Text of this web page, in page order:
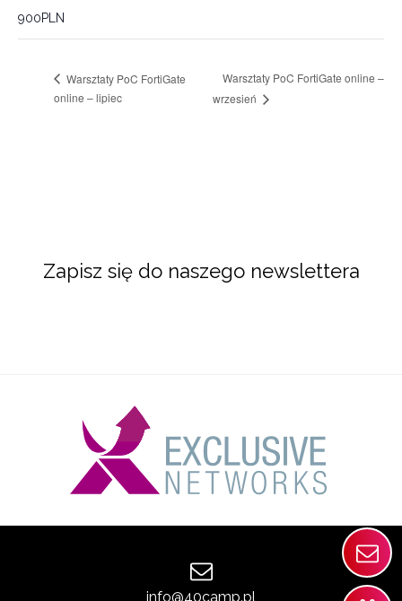
900PLN
Warsztaty PoC FortiGate
online – lipiec
Warsztaty PoC FortiGate online –
wrzesień
Zapisz się do naszego newslettera
info@40camp.pl